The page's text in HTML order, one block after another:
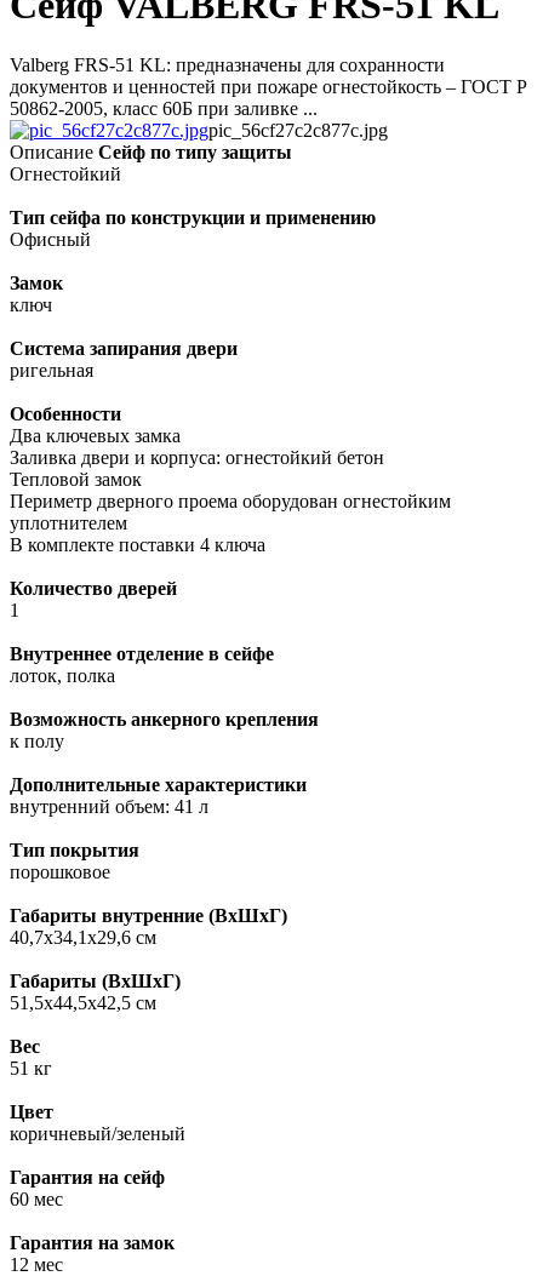
Valberg FRS-51 KL: предназначены для сохранности
документов и ценностей при пожаре огнестойкость – ГОСТ Р
50862-2005, класс 60Б при заливке ...
pic_56cf27c2c877c.jpg
Описание Сейф по типу защиты
Огнестойкий
Тип сейфа по конструкции и применению
Офисный
Замок
ключ
Система запирания двери
ригельная
Особенности
Два ключевых замка
Заливка двери и корпуса: огнестойкий бетон
Тепловой замок
Периметр дверного проема оборудован огнестойким
уплотнителем
В комплекте поставки 4 ключа
Количество дверей
1
Внутреннее отделение в сейфе
лоток, полка
Возможность анкерного крепления
к полу
Дополнительные характеристики
внутренний объем: 41 л
Тип покрытия
порошковое
Габариты внутренние (ВxШxГ)
40,7х34,1х29,6 см
Габариты (ВxШxГ)
51,5х44,5х42,5 см
Вес
51 кг
Цвет
коричневый/зеленый
Гарантия на сейф
60 мес
Гарантия на замок
12 мес